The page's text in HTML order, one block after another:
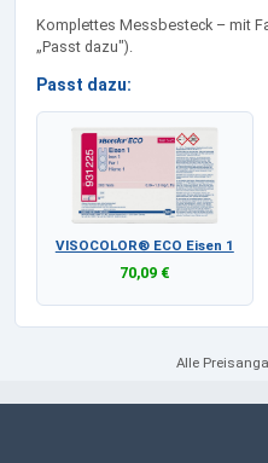
Komplettes Messbesteck – mit
„Passt dazu").
Passt dazu:
VISOCOLOR® ECO Eisen 1
70,09 €
Alle